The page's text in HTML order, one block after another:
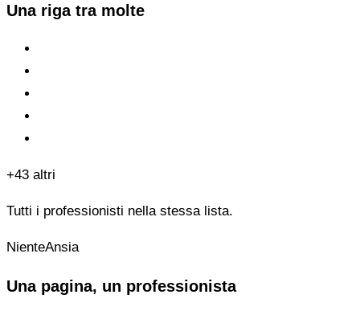
Una riga tra molte
+43 altri
Tutti i professionisti nella stessa lista.
NienteAnsia
Una pagina, un professionista